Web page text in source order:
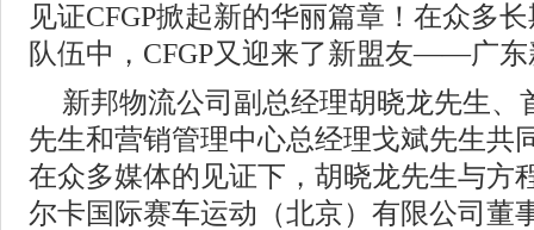
见证CFGP掀起新的华丽篇章！在众多
队伍中，CFGP又迎来了新盟友——广
新邦物流公司副总经理胡晓龙先生、
先生和营销管理中心总经理戈斌先生共
在众多媒体的见证下，胡晓龙先生与方
尔卡国际赛车运动（北京）有限公司董